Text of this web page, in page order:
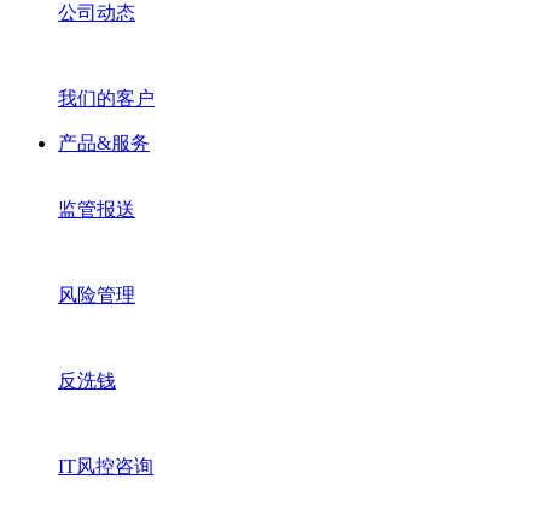
公司动态
我们的客户
产品&服务
监管报送
风险管理
反洗钱
IT风控咨询